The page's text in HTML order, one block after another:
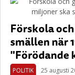
Förskola
smällen när
"Förödande
POLITIK 25 augusti